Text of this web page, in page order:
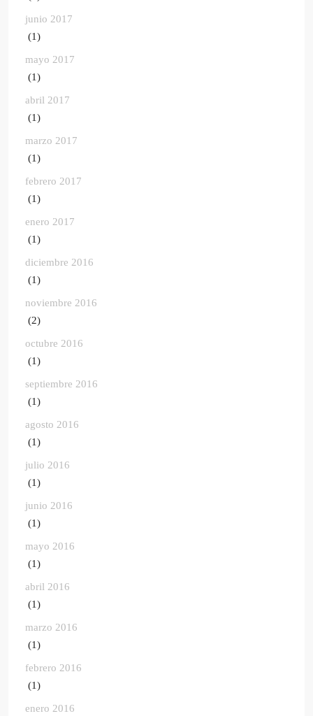
junio 2017
(1)
mayo 2017
(1)
abril 2017
(1)
marzo 2017
(1)
febrero 2017
(1)
enero 2017
(1)
diciembre 2016
(1)
noviembre 2016
(2)
octubre 2016
(1)
septiembre 2016
(1)
agosto 2016
(1)
julio 2016
(1)
junio 2016
(1)
mayo 2016
(1)
abril 2016
(1)
marzo 2016
(1)
febrero 2016
(1)
enero 2016